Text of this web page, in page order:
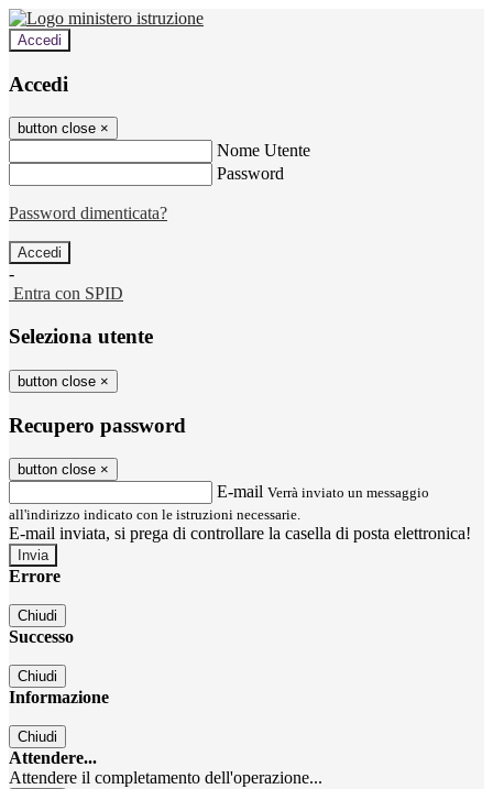
Accedi
Accedi
button close ×
Nome Utente
Password
Password dimenticata?
-
Entra con SPID
Seleziona utente
button close ×
Recupero password
button close ×
E-mail Verrà inviato un messaggio
all'indirizzo indicato con le istruzioni necessarie.
E-mail inviata, si prega di controllare la casella di posta elettronica!
Errore
Chiudi
Successo
Chiudi
Informazione
Chiudi
Attendere...
Attendere il completamento dell'operazione...